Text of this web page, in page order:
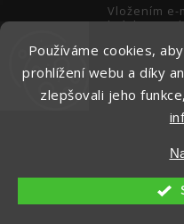
Používáme cookies,
prohlížení webu a díky
zlepšovali jeho
podmínkami
Upravit